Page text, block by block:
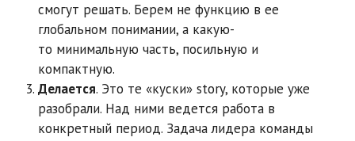
смогут решать. Берем не функцию в ее
глобальном понимании, а какую-
то минимальную часть, посильную и
компактную.
Делается. Это те «куски» story, которые уже
разобрали. Над ними ведется работа в
конкретный период. Задача лидера команды